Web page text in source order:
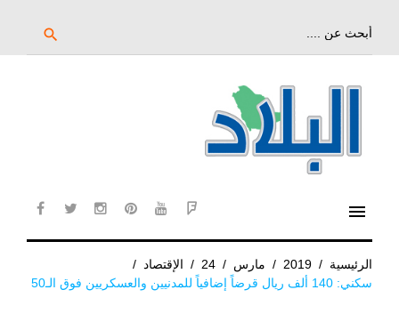
search
menu
الرئيسية /
2019
/ مارس /
24
/ الإقتصاد
/
سكني: 140 ألف ريال قرضاً إضافياً للمدنيين والعسكريين فوق الـ50